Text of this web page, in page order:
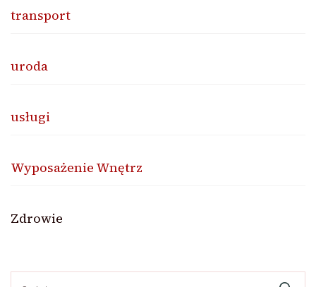
transport
uroda
usługi
Wyposażenie Wnętrz
Zdrowie